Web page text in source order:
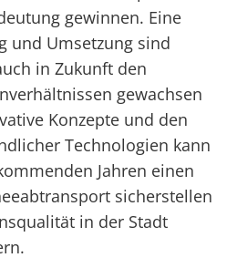
gewinnen. Eine
und Umsetzung sind
in Zukunft den
gewachsen
Konzepte und den
Technologien kann
Jahren einen
sicherstellen
in der Stadt